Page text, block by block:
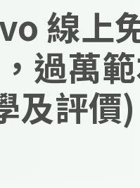
線上
過萬
及評價)